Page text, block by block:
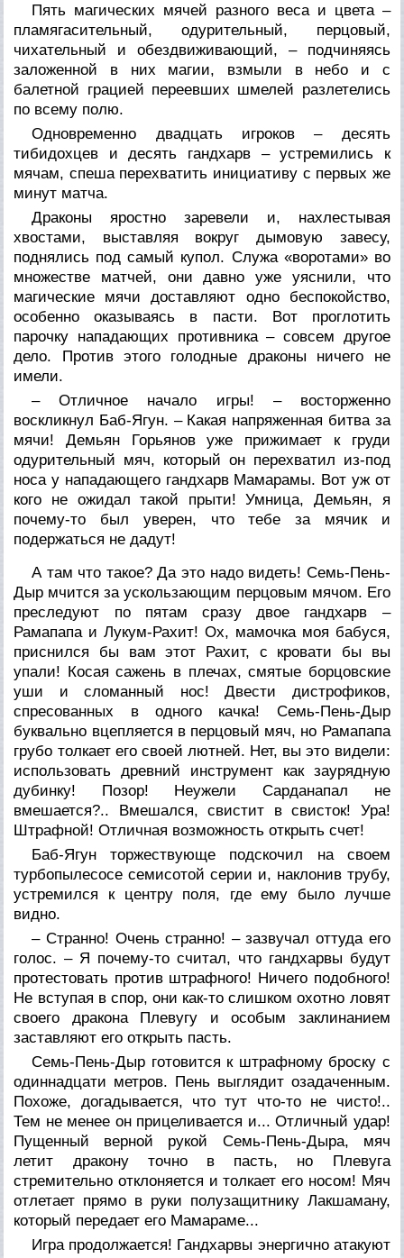
Пять магических мячей разного веса и цвета –
пламягасительный, одурительный, перцовый,
чихательный и обездвиживающий, – подчиняясь
заложенной в них магии, взмыли в небо и с
балетной грацией переевших шмелей разлетелись
по всему полю.
Одновременно двадцать игроков – десять
тибидохцев и десять гандхарв – устремились к
мячам, спеша перехватить инициативу с первых же
минут матча.
Драконы яростно заревели и, нахлестывая
хвостами, выставляя вокруг дымовую завесу,
поднялись под самый купол. Служа «воротами» во
множестве матчей, они давно уже уяснили, что
магические мячи доставляют одно беспокойство,
особенно оказываясь в пасти. Вот проглотить
парочку нападающих противника – совсем другое
дело. Против этого голодные драконы ничего не
имели.
– Отличное начало игры! – восторженно
воскликнул Баб-Ягун. – Какая напряженная битва за
мячи! Демьян Горьянов уже прижимает к груди
одурительный мяч, который он перехватил из-под
носа у нападающего гандхарв Мамарамы. Вот уж от
кого не ожидал такой прыти! Умница, Демьян, я
почему-то был уверен, что тебе за мячик и
подержаться не дадут!
А там что такое? Да это надо видеть! Семь-Пень-
Дыр мчится за ускользающим перцовым мячом. Его
преследуют по пятам сразу двое гандхарв –
Рамапапа и Лукум-Рахит! Ох, мамочка моя бабуся,
приснился бы вам этот Рахит, с кровати бы вы
упали! Косая сажень в плечах, смятые борцовские
уши и сломанный нос! Двести дистрофиков,
спресованных в одного качка! Семь-Пень-Дыр
буквально вцепляется в перцовый мяч, но Рамапапа
грубо толкает его своей лютней. Нет, вы это видели:
использовать древний инструмент как заурядную
дубинку! Позор! Неужели Сарданапал не
вмешается?.. Вмешался, свистит в свисток! Ура!
Штрафной! Отличная возможность открыть счет!
Баб-Ягун торжествующе подскочил на своем
турбопылесосе семисотой серии и, наклонив трубу,
устремился к центру поля, где ему было лучше
видно.
– Странно! Очень странно! – зазвучал оттуда его
голос. – Я почему-то считал, что гандхарвы будут
протестовать против штрафного! Ничего подобного!
Не вступая в спор, они как-то слишком охотно ловят
своего дракона Плевугу и особым заклинанием
заставляют его открыть пасть.
Семь-Пень-Дыр готовится к штрафному броску с
одиннадцати метров. Пень выглядит озадаченным.
Похоже, догадывается, что тут что-то не чисто!..
Тем не менее он прицеливается и... Отличный удар!
Пущенный верной рукой Семь-Пень-Дыра, мяч
летит дракону точно в пасть, но Плевуга
стремительно отклоняется и толкает его носом! Мяч
отлетает прямо в руки полузащитнику Лакшаману,
который передает его Мамараме...
Игра продолжается! Гандхарвы энергично атакуют